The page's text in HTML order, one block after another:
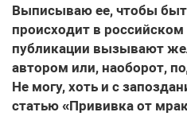
Выписываю ее, чтобы
происходит в
публикации вызывают
автором или, наоборот,
Не могу, хоть и с
статью «Прививка от